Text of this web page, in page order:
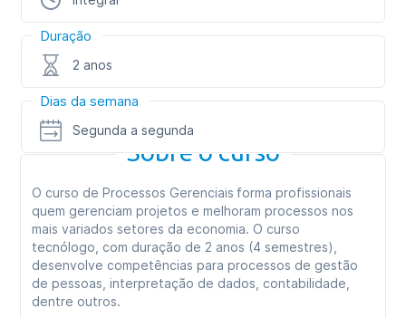
Duração
2 anos
Dias da semana
Segunda a segunda
Sobre o curso
O curso de Processos Gerenciais forma profissionais
quem gerenciam projetos e melhoram processos nos
mais variados setores da economia. O curso
tecnólogo, com duração de 2 anos (4 semestres),
desenvolve competências para processos de gestão
de pessoas, interpretação de dados, contabilidade,
dentre outros.